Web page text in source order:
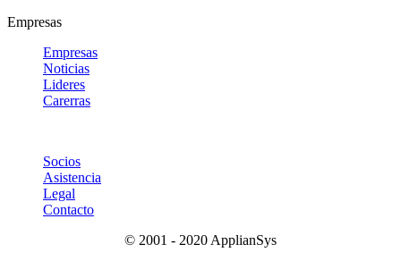
Empresas
Empresas
Noticias
Lideres
Carerras
Socios
Asistencia
Legal
Contacto
© 2001 - 2020 ApplianSys